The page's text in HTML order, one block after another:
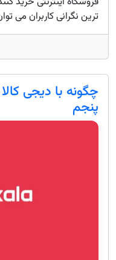
ترین نگرانی کاربران می
چگونه با دیجی
پنجم